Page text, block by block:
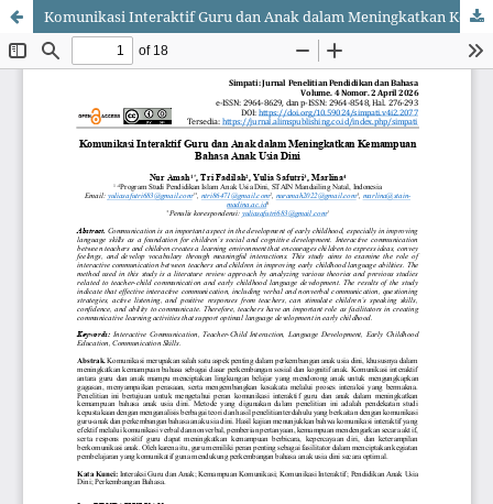
Komunikasi Interaktif Guru dan Anak dalam Meningkatkan Kemampuan Bahasa Anak Usia Dini